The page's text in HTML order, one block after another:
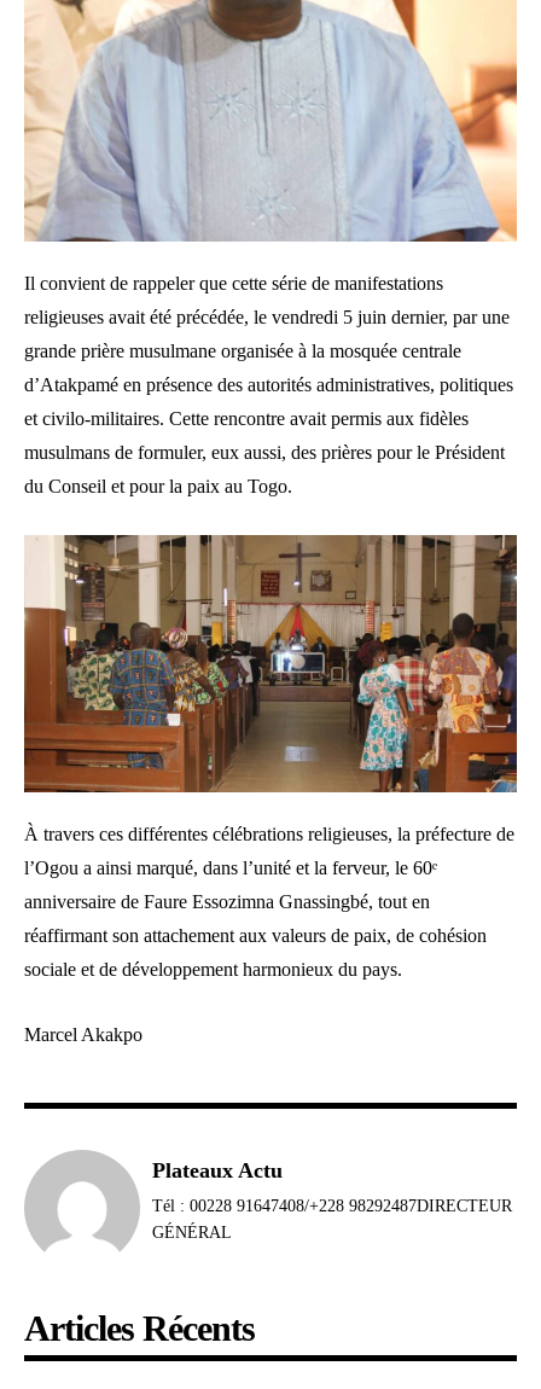
Il convient de rappeler que cette série de manifestations
religieuses avait été précédée, le vendredi 5 juin dernier, par une
grande prière musulmane organisée à la mosquée centrale
d’Atakpamé en présence des autorités administratives, politiques
et civilo-militaires. Cette rencontre avait permis aux fidèles
musulmans de formuler, eux aussi, des prières pour le Président
du Conseil et pour la paix au Togo.
À travers ces différentes célébrations religieuses, la préfecture de
l’Ogou a ainsi marqué, dans l’unité et la ferveur, le 60ᵉ
anniversaire de Faure Essozimna Gnassingbé, tout en
réaffirmant son attachement aux valeurs de paix, de cohésion
sociale et de développement harmonieux du pays.
Marcel Akakpo
Plateaux Actu
Tél : 00228 91647408/+228 98292487DIRECTEUR
GÉNÉRAL
Articles Récents